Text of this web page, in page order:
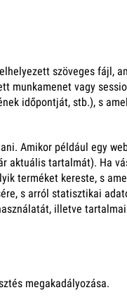
szöveges fájl,
munkamenet vagy
időpontját, stb.), s
Amikor például egy
aktuális tartalmát). Ha
terméket kereste, s
s arról statisztikai
illetve
megakadályozása.